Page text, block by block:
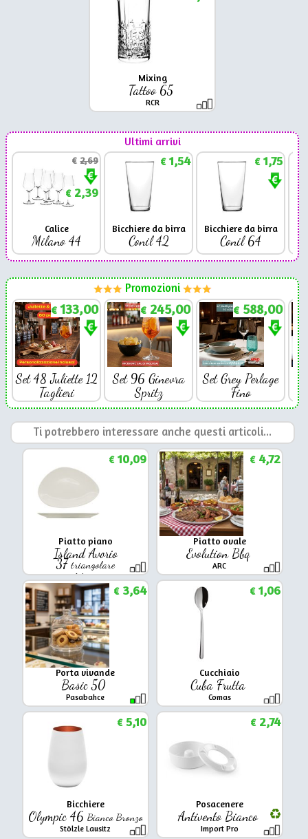
Mixing
Tattoo 65
RCR
Ultimi arrivi
€2,69
€2,39
Calice
Milano 44
€1,54
Bicchiere da birra
Conil 42
€1,75
Bicchiere da birra
Conil 64
Promozioni
€ 133,00
Set 48 Juliette 12
Taglieri
€ 245,00
Set 96 Ginevra
Spritz
€ 588,00
Set Grey Perlage
Fino
Ti potrebbero interessare anche questi articoli...
Piatto piano
Island Avorio
37triangolare
Ariane
€10,09
Piatto ovale
Evolution Bbq
ARC
€4,72
Porta vivande
Basic 50
Pasabahce
€3,64
Cucchiaio
Cuba Frutta
Comas
€1,06
Bicchiere
Olympic 46 Bianco Bronzo
Stölzle Lausitz
€5,10
Posacenere
Antivento Bianco
Import Pro
€2,74